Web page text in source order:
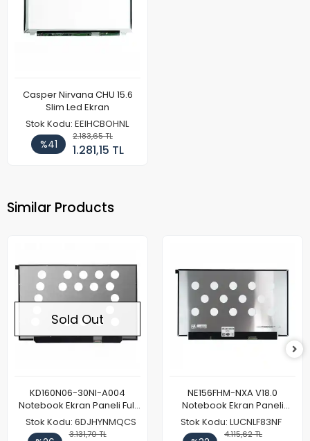
Casper Nirvana CHU 15.6
Slim Led Ekran
Stok Kodu: EEIHCBOHNL
%41
2.183,65 TL
1.281,15 TL
Similar Products
Sold Out
KD160N06-30NI-A004
Notebook Ekran Paneli Full
HD
Stok Kodu: 6DJHYNMQCS
3.131,70 TL
NE156FHM-NXA V18.0
Notebook Ekran Paneli
144Hz
Stok Kodu: LUCNLF83NF
4.115,62 TL